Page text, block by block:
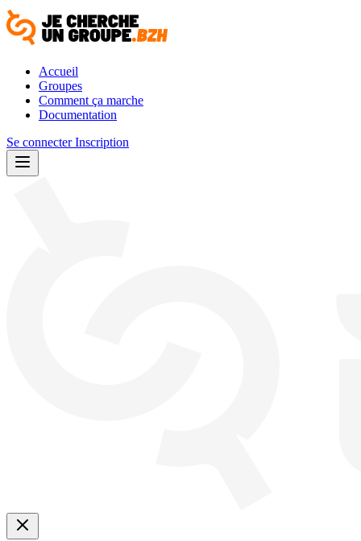
Accueil
Groupes
Comment ça marche
Documentation
Se connecterInscription